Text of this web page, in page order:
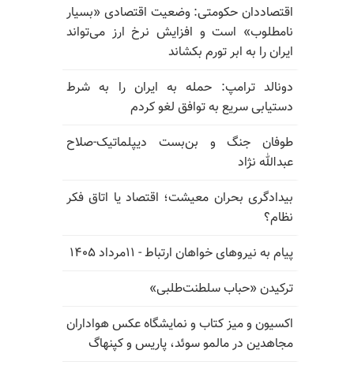
اقتصاددان حکومتی: وضعیت اقتصادی «بسیار
نامطلوب» است و افزایش نرخ ارز می‌تواند
ایران را به ابر تورم بکشاند
دونالد ترامپ: حمله به ایران را به شرط
دستیابی سریع به توافق لغو کردم
طوفان جنگ و بن‌بست دیپلماتیک-صلاح
عبدالله نژاد
بیدادگری بحران معیشت؛ اقتصاد یا اتاق فکر
نظام؟
پیام به نیروهای خواهان ارتباط - ۱۱مرداد ۱۴۰۵
ترکیدن «حباب سلطنت‌طلبی»
اکسیون و میز کتاب و نمایشگاه عکس هواداران
مجاهدین در مالمو سوئد، پاریس و کپنهاگ